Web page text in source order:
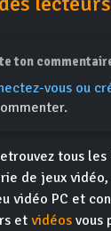
ton
vous ou
tous
de jeux
vidéo PC et
et vidéos vous